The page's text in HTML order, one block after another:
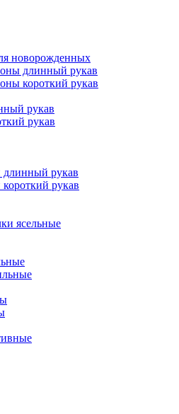
новорожденных
длинный рукав
короткий рукав
рукав
рукав
длинный рукав
рукав
ясельные